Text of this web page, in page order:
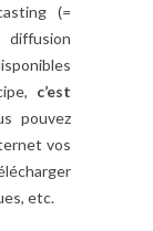
(=
c’est
pouvez
vos
etc.